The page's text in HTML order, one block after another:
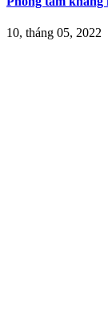
10, tháng 05, 2022